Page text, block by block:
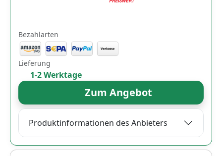
Bezahlarten
Lieferung
1-2 Werktage
Zum Angebot
Produktinformationen des Anbieters